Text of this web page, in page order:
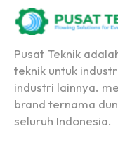
Pusat Teknik
teknik untuk
industri lainnya.
brand ternama
seluruh Indonesia.